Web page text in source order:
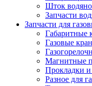
Шток
Запчасти
Запчасти для
Габаритные
Газовые
Магнитные
Прокладки и
Разное для